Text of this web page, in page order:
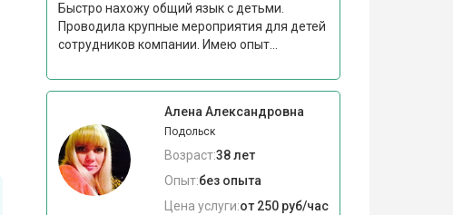
Быстро нахожу общий язык с детьми.
Проводила крупные мероприятия для детей
сотрудников компании. Имею опыт...
Алена Александровна
Подольск
Возраст:38 лет
Опыт:без опыта
Цена услуги:от 250 руб/час